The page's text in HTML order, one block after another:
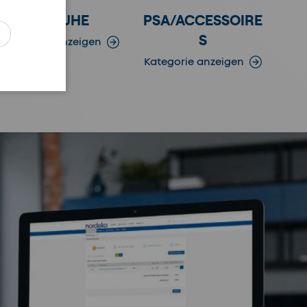
SCHUHE
Kategorie anzeigen
PSA/ACCESSOIRE
S
Kategorie anzeigen